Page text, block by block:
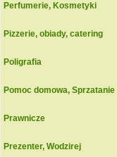
Perfumerie, Kosmetyki
Pizzerie, obiady, catering
Poligrafia
Pomoc domowa, Sprzatanie
Prawnicze
Prezenter, Wodzirej